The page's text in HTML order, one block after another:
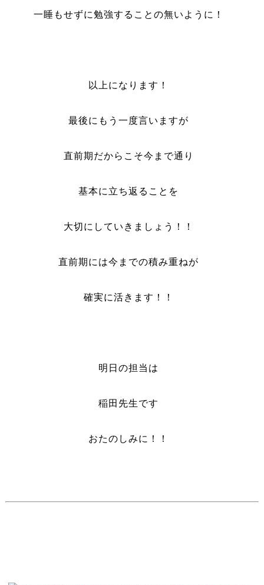
一睡もせずに勉強することの無いように！
以上になります！
最後にもう一度言いますが
直前期だからこそ今まで通り
基本に立ち返ることを
大切にしていきましょう！！
直前期には今までの積み重ねが
確実に活きます！！
明日の担当は
稲田先生です
おたのしみに！！